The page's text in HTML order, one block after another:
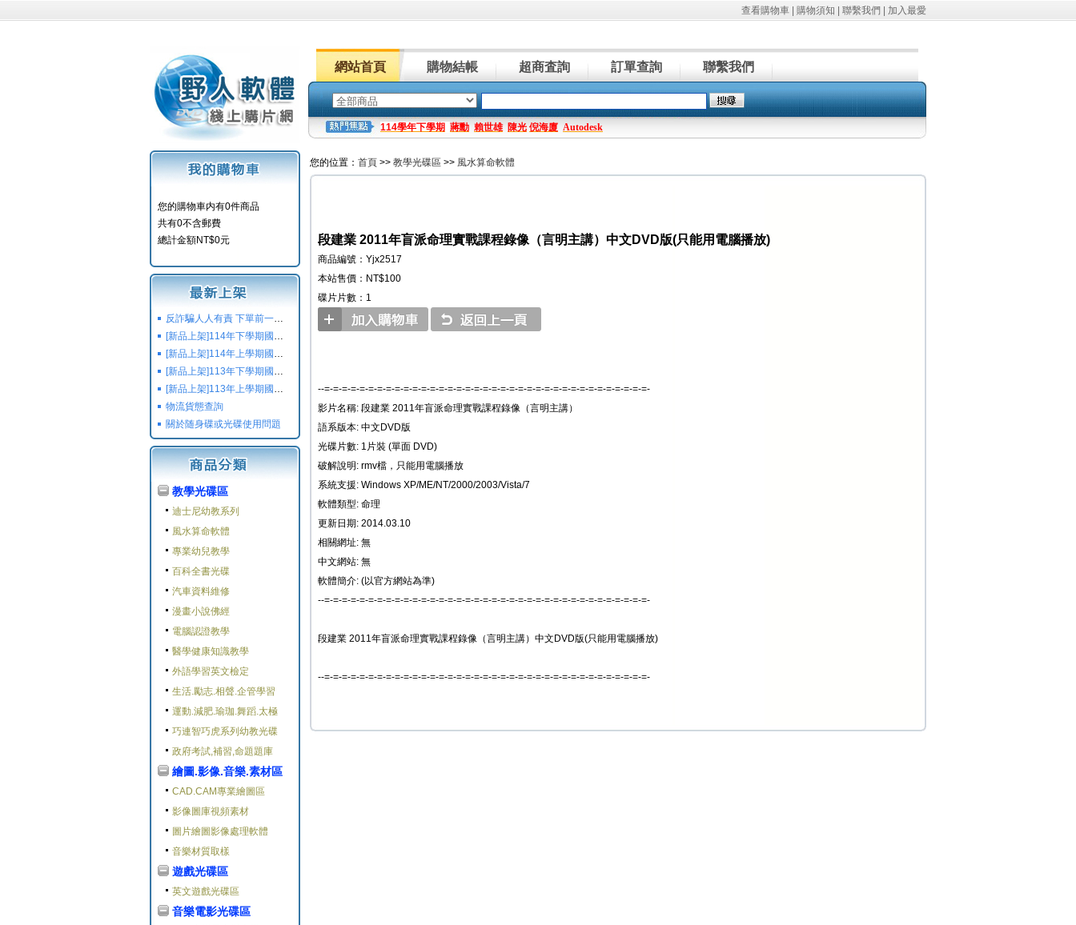
查看購物車 購物須知 聯繫我們 加入最愛
網站首頁 購物結帳 超商査詢 訂單查詢 聯繫我們
114學年下學期 蔣勳 賴世雄 陳光 倪海廈 Autodesk
您的購物車内有0件商品
共有0不含郵費
總計金額NT$0元
反詐騙人人有責 下單前一定要注意
[新品上架]114年下學期國小國中高中命題光碟,校用卷,習作
[新品上架]114年上學期國小國中高中命題光碟,校用卷,習作
[新品上架]113年下學期國小國中高中命題光碟,校用卷,習作
[新品上架]113年上學期國小國中高中命題光碟,校用卷,習作
物流貨態查詢
關於随身碟或光碟使用問題
教學光碟區
迪士尼幼教系列
風水算命軟體
專業幼兒教學
百科全書光碟
汽車資料維修
漫畫小說佛經
電腦認證教學
醫學健康知識教學
外語學習英文檢定
生活.勵志.相聲.企管學習
運動.減肥.瑜珈.舞蹈.太極
巧連智巧虎系列幼教光碟
政府考試,補習,命題題庫
繪圖.影像.音樂.素材區
CAD.CAM專業繪圖區
影像圖庫視頻素材
圖片繪圖影像處理軟體
音樂材質取樣
遊戲光碟區
英文遊戲光碟區
音樂電影光碟區
您的位置： 首頁 >> 教學光碟區 >> 風水算命軟體
段建業 2011年盲派命理實戰課程錄像（言明主講）中文DVD版(只能用電腦播放)
商品編號：Yjx2517
本站售價：NT$100
碟片片數：1
--=-=-=-=-=-=-=-=-=-=-=-=-=-=-=-=-=-=-=-=-=-=-=-=-=-=-=-=-=-=-=-=-=-=-=-=-=-
影片名稱: 段建業 2011年盲派命理實戰課程錄像（言明主講）
語系版本: 中文DVD版
光碟片數: 1片裝 (單面 DVD)
破解說明: rmv檔，只能用電腦播放
系統支援: Windows XP/ME/NT/2000/2003/Vista/7
軟體類型: 命理
更新日期: 2014.03.10
相關網址: 無
中文網站: 無
軟體簡介: (以官方網站為準)
--=-=-=-=-=-=-=-=-=-=-=-=-=-=-=-=-=-=-=-=-=-=-=-=-=-=-=-=-=-=-=-=-=-=-=-=-=-
段建業 2011年盲派命理實戰課程錄像（言明主講）中文DVD版(只能用電腦播放)
--=-=-=-=-=-=-=-=-=-=-=-=-=-=-=-=-=-=-=-=-=-=-=-=-=-=-=-=-=-=-=-=-=-=-=-=-=-